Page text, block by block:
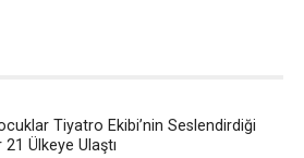
Tiyatro Ekibi’nin Seslendirdiği
21 Ülkeye Ulaştı